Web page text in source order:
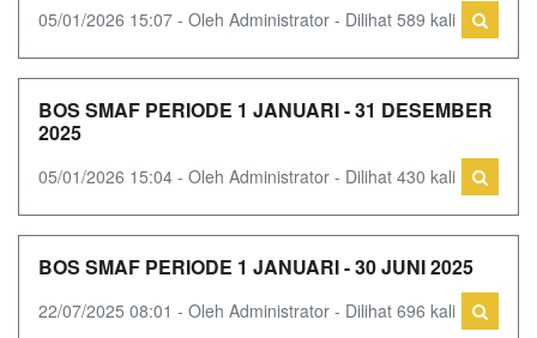
05/01/2026 15:07 - Oleh Administrator - Dilihat 589 kali
BOS SMAF PERIODE 1 JANUARI - 31 DESEMBER
2025
05/01/2026 15:04 - Oleh Administrator - Dilihat 430 kali
BOS SMAF PERIODE 1 JANUARI - 30 JUNI 2025
22/07/2025 08:01 - Oleh Administrator - Dilihat 696 kali